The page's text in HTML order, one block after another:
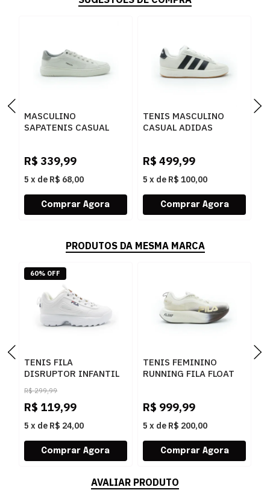
MASCULINO
SAPATENIS CASUAL
R$ 339,99
5 x de R$ 68,00
TENIS MASCULINO
CASUAL ADIDAS
R$ 499,99
5 x de R$ 100,00
PRODUTOS DA MESMA MARCA
TENIS FILA
DISRUPTOR INFANTIL
BRANCO - 271055
R$ 299,99
R$ 119,99
5 x de R$ 24,00
60% OFF
TENIS FEMININO
RUNNING FILA FLOAT
R$ 999,99
5 x de R$ 200,00
AVALIAR PRODUTO